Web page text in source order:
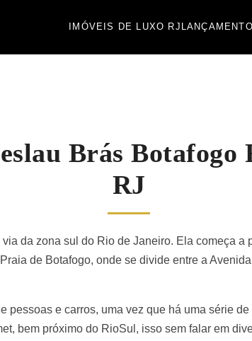
IMÓVEIS DE LUXO RJ
Brás Botafogo
RJ
da zona sul do Rio de Janeiro. Ela começa a
de Botafogo, onde se divide entre a
pessoas e carros, uma vez que há uma série
bem próximo do RioSul, isso sem falar em